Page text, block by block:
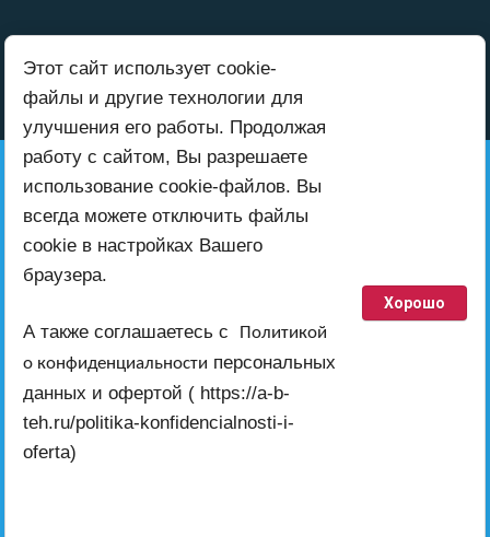
+7 (999) 416-00-52
работает по всей территории России
ab-teh@inbox.ru
Этот сайт использует cookie-
файлы и другие технологии для
улучшения его работы. Продолжая
работу с сайтом, Вы разрешаете
использование cookie-файлов. Вы
всегда можете отключить файлы
cookie в настройках Вашего
браузера.
А также соглашаетесь с
Политикой
о конфиденциальности персональных
данных и офертой ( https://a-b-
teh.ru/politika-konfidencialnosti-i-
oferta)
Хорошо